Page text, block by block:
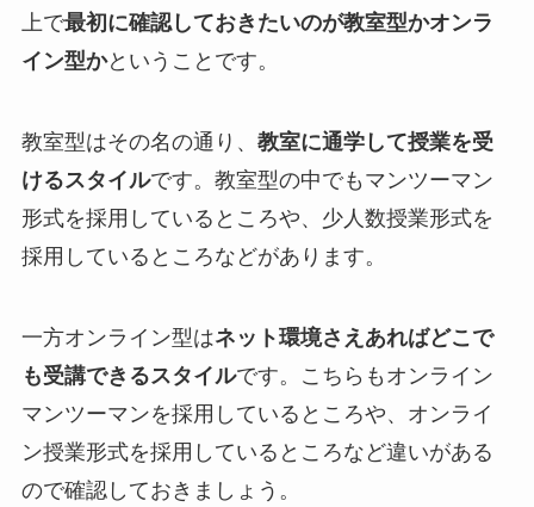
上で最初に確認しておきたいのが教室型かオンラ
イン型かということです。
教室型はその名の通り、 教室に通学して授業を受
けるスタイルです。教室型の中でもマンツーマン
形式を採用しているところや、少人数授業形式を
採用しているところなどがあります。
一方オンライン型はネット環境さえあればどこで
も受講できるスタイルです。こちらもオンライン
マンツーマンを採用しているところや、オンライ
ン授業形式を採用しているところなど違いがある
ので確認しておきましょう。